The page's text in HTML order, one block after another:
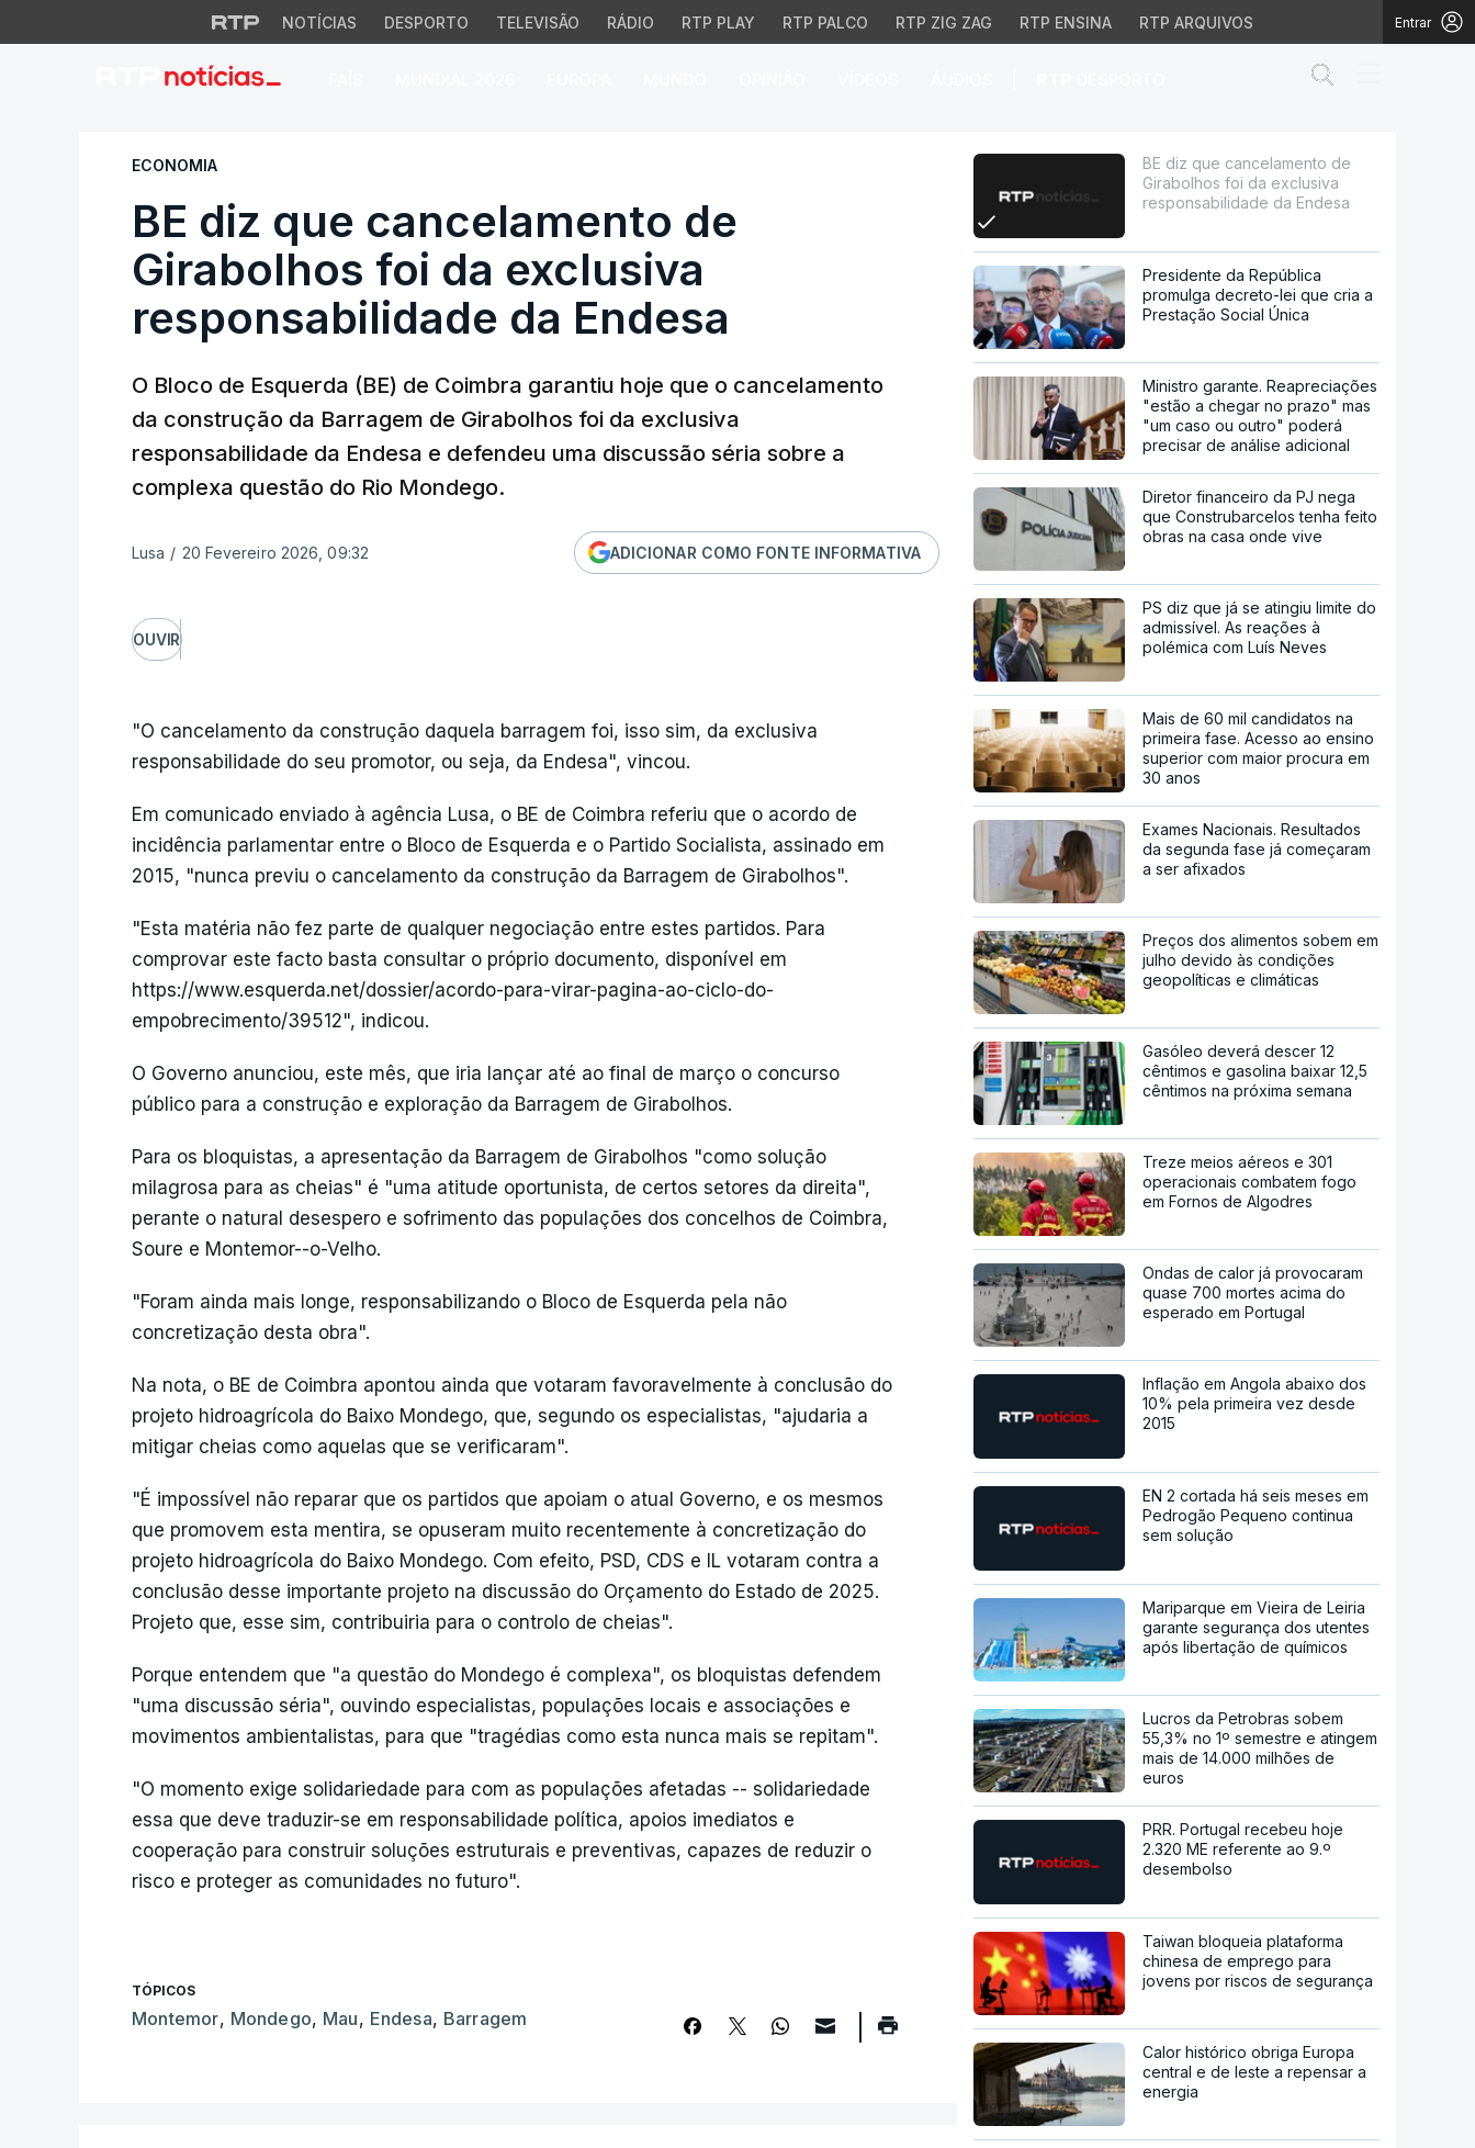
NOTÍCIAS DESPORTO TELEVISÃO RÁDIO RTP PLAY RTP PALCO RTP ZIG ZAG RTP ENSINA RTP ARQUIVOS Entrar
BE diz que cancelamento de Girabolhos foi da exclusiva
ECONOMIA
BE diz que cancelamento de
Girabolhos foi da exclusiva
responsabilidade da Endesa
O Bloco de Esquerda (BE) de Coimbra garantiu hoje que o cancelamento
da construção da Barragem de Girabolhos foi da exclusiva
responsabilidade da Endesa e defendeu uma discussão séria sobre a
complexa questão do Rio Mondego.
Lusa / 20 Fevereiro 2026, 09:32 ADICIONAR COMO FONTE INFORMATIVA
OUVIR
"O cancelamento da construção daquela barragem foi, isso sim, da exclusiva
responsabilidade do seu promotor, ou seja, da Endesa", vincou.
Em comunicado enviado à agência Lusa, o BE de Coimbra referiu que o acordo de
incidência parlamentar entre o Bloco de Esquerda e o Partido Socialista, assinado em
2015, "nunca previu o cancelamento da construção da Barragem de Girabolhos".
"Esta matéria não fez parte de qualquer negociação entre estes partidos. Para
comprovar este facto basta consultar o próprio documento, disponível em
https://www.esquerda.net/dossier/acordo-para-virar-pagina-ao-ciclo-do-
empobrecimento/39512", indicou.
O Governo anunciou, este mês, que iria lançar até ao final de março o concurso
público para a construção e exploração da Barragem de Girabolhos.
Para os bloquistas, a apresentação da Barragem de Girabolhos "como solução
milagrosa para as cheias" é "uma atitude oportunista, de certos setores da direita",
perante o natural desespero e sofrimento das populações dos concelhos de Coimbra,
Soure e Montemor--o-Velho.
"Foram ainda mais longe, responsabilizando o Bloco de Esquerda pela não
concretização desta obra".
Na nota, o BE de Coimbra apontou ainda que votaram favoravelmente à conclusão do
projeto hidroagrícola do Baixo Mondego, que, segundo os especialistas, "ajudaria a
mitigar cheias como aquelas que se verificaram".
"É impossível não reparar que os partidos que apoiam o atual Governo, e os mesmos
que promovem esta mentira, se opuseram muito recentemente à concretização do
projeto hidroagrícola do Baixo Mondego. Com efeito, PSD, CDS e IL votaram contra a
conclusão desse importante projeto na discussão do Orçamento do Estado de 2025.
Projeto que, esse sim, contribuiria para o controlo de cheias".
Porque entendem que "a questão do Mondego é complexa", os bloquistas defendem
"uma discussão séria", ouvindo especialistas, populações locais e associações e
movimentos ambientalistas, para que "tragédias como esta nunca mais se repitam".
"O momento exige solidariedade para com as populações afetadas -- solidariedade
essa que deve traduzir-se em responsabilidade política, apoios imediatos e
cooperação para construir soluções estruturais e preventivas, capazes de reduzir o
risco e proteger as comunidades no futuro".
TÓPICOS
Montemor, Mondego, Mau, Endesa, Barragem
BE diz que cancelamento de
Girabolhos foi da exclusiva
responsabilidade da Endesa
Presidente da República
promulga decreto-lei que cria a
Prestação Social Única
Ministro garante. Reapreciações
"estão a chegar no prazo" mas
"um caso ou outro" poderá
precisar de análise adicional
Diretor financeiro da PJ nega
que Construbarcelos tenha feito
obras na casa onde vive
PS diz que já se atingiu limite do
admissível. As reações à
polémica com Luís Neves
Mais de 60 mil candidatos na
primeira fase. Acesso ao ensino
superior com maior procura em
30 anos
Exames Nacionais. Resultados
da segunda fase já começaram
a ser afixados
Preços dos alimentos sobem em
julho devido às condições
geopolíticas e climáticas
Gasóleo deverá descer 12
cêntimos e gasolina baixar 12,5
cêntimos na próxima semana
Treze meios aéreos e 301
operacionais combatem fogo
em Fornos de Algodres
Ondas de calor já provocaram
quase 700 mortes acima do
esperado em Portugal
Inflação em Angola abaixo dos
10% pela primeira vez desde
2015
EN 2 cortada há seis meses em
Pedrogão Pequeno continua
sem solução
Mariparque em Vieira de Leiria
garante segurança dos utentes
após libertação de químicos
Lucros da Petrobras sobem
55,3% no 1º semestre e atingem
mais de 14.000 milhões de
euros
PRR. Portugal recebeu hoje
2.320 ME referente ao 9.º
desembolso
Taiwan bloqueia plataforma
chinesa de emprego para
jovens por riscos de segurança
Calor histórico obriga Europa
central e de leste a repensar a
energia